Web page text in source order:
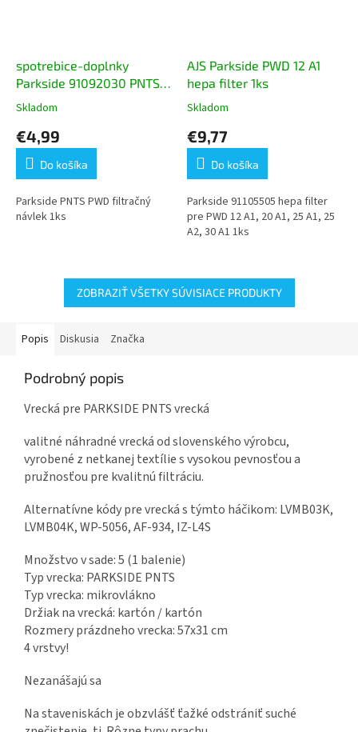
spotrebice-doplnky
Parkside 91092030 PNTS
PWD filtračný návlek 1ks
Priemerné
produktu
5,0
5
hviezdičiek.
Skladom
€4,99
Do košíka
Parkside PNTS PWD filtračný
návlek 1ks
AJS Parkside PWD 12 A1
hepa filter 1ks
Priemerné
produktu
5,0
5
hviezdičiek.
Skladom
€9,77
Do košíka
Parkside 91105505 hepa filter
pre PWD 12 A1, 20 A1, 25 A1, 25
A2, 30 A1 1ks
ZOBRAZIŤ VŠETKY SÚVISIACE PRODUKTY
Popis Diskusia Značka
Podrobný popis
Vrecká pre PARKSIDE PNTS vrecká
valitné náhradné vrecká od slovenského výrobcu,
vyrobené z netkanej textílie s vysokou pevnosťou a
pružnosťou pre kvalitnú filtráciu.
Alternatívne kódy pre vrecká s týmto háčikom: LVMB03K,
LVMB04K, WP-5056, AF-934, IZ-L4S
Množstvo v sade: 5 (1 balenie)
Typ vrecka: PARKSIDE PNTS
Typ vrecka: mikrovlákno
Držiak na vrecká: kartón / kartón
Rozmery prázdneho vrecka: 57x31 cm
4 vrstvy!
Nezanášajú sa
Na staveniskách je obzvlášť ťažké odstrániť suché